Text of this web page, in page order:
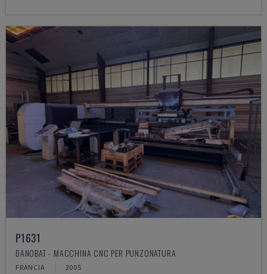
P1631
DANOBAT - MACCHINA CNC PER PUNZONATURA
FRANCIA 2005